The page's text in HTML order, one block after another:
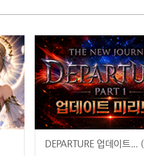
DEPARTURE 업데이트...